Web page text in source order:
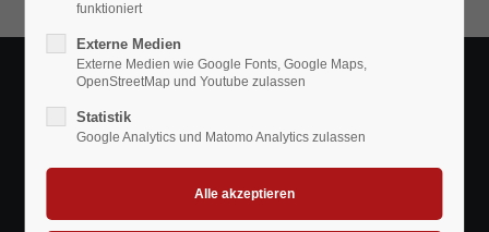
16.03.2024 10:22
funktioniert
Externe Medien
Externe Medien wie Google Fonts, Google Maps,
OpenStreetMap und Youtube zulassen
Statistik
Google Analytics und Matomo Analytics zulassen